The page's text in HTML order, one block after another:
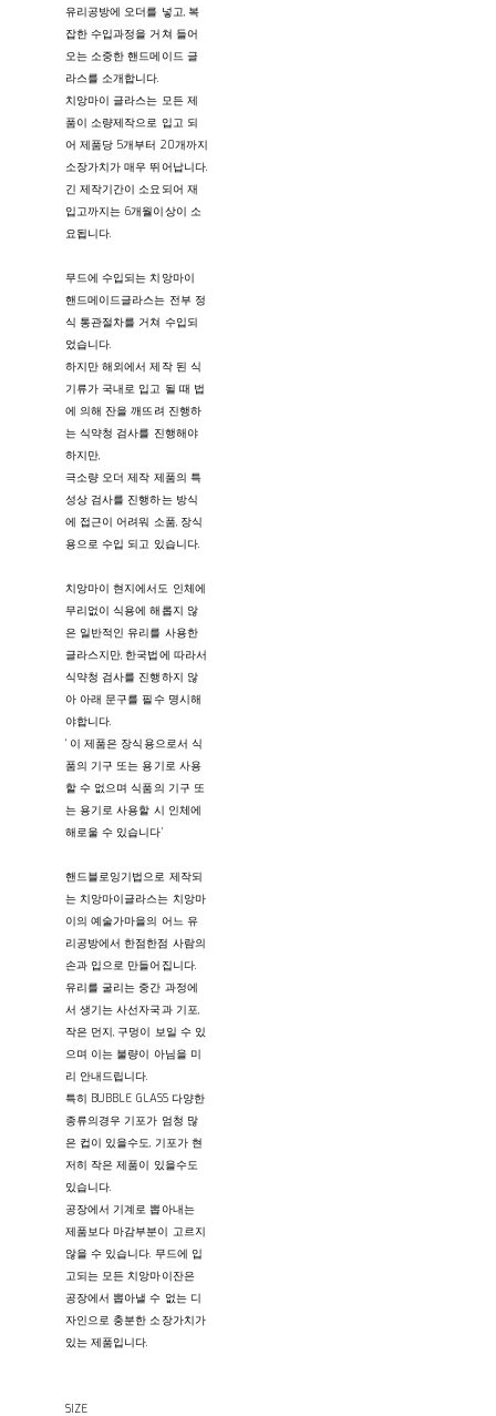
유리공방에 오더를 넣고, 복
잡한 수입과정을 거쳐 들어
오는 소중한 핸드메이드 글
라스를 소개합니다.
치앙마이 글라스는 모든 제
품이 소량제작으로 입고 되
어 제품당 5개부터 20개까지
소장가치가 매우 뛰어납니다.
긴 제작기간이 소요되어 재
입고까지는 6개월이상이 소
요됩니다.
무드에 수입되는 치앙마이
핸드메이드글라스는 전부 정
식 통관절차를 거쳐 수입되
었습니다.
하지만 해외에서 제작 된 식
기류가 국내로 입고 될 때 법
에 의해 잔을 깨뜨려 진행하
는 식약청 검사를 진행해야
하지만,
극소량 오더 제작 제품의 특
성상 검사를 진행하는 방식
에 접근이 어려워 소품, 장식
용으로 수입 되고 있습니다.
치앙마이 현지에서도 인체에
무리없이 식용에 해롭지 않
은 일반적인 유리를 사용한
글라스지만, 한국법에 따라서
식약청 검사를 진행하지 않
아 아래 문구를 필수 명시해
야합니다.
‘ 이 제품은 장식용으로서 식
품의 기구 또는 용기로 사용
할 수 없으며 식품의 기구 또
는 용기로 사용할 시 인체에
해로울 수 있습니다’
핸드블로잉기법으로 제작되
는 치앙마이글라스는 치앙마
이의 예술가마을의 어느 유
리공방에서 한점한점 사람의
손과 입으로 만들어집니다.
유리를 굴리는 중간 과정에
서 생기는 사선자국과 기포,
작은 먼지, 구멍이 보일 수 있
으며 이는 불량이 아님을 미
리 안내드립니다.
특히 BUBBLE GLASS 다양한
종류의경우 기포가 엄청 많
은 컵이 있을수도, 기포가 현
저히 작은 제품이 있을수도
있습니다.
공장에서 기계로 뽑아내는
제품보다 마감부분이 고르지
않을 수 있습니다. 무드에 입
고되는 모든 치앙마이잔은
공장에서 뽑아낼 수 없는 디
자인으로 충분한 소장가치가
있는 제품입니다.
SIZE